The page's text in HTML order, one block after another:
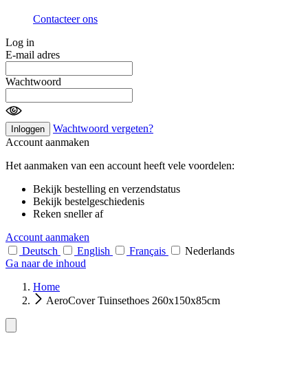
Contacteer ons
Log in
E-mail adres
Wachtwoord
Inloggen
Wachtwoord vergeten?
Account aanmaken
Het aanmaken van een account heeft vele voordelen:
Bekijk bestelling en verzendstatus
Bekijk bestelgeschiedenis
Reken sneller af
Account aanmaken
Deutsch
English Français
Nederlands
Ga naar de inhoud
Home
AeroCover Tuinsethoes 260x150x85cm